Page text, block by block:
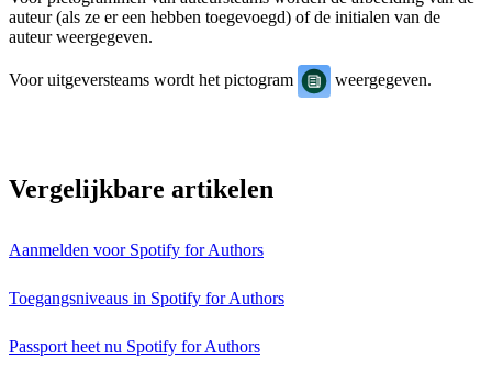
auteur (als ze er een hebben toegevoegd) of de initialen van de
auteur weergegeven.
Voor uitgeversteams wordt het pictogram weergegeven.
Vergelijkbare artikelen
Aanmelden voor Spotify for Authors
Toegangsniveaus in Spotify for Authors
Passport heet nu Spotify for Authors